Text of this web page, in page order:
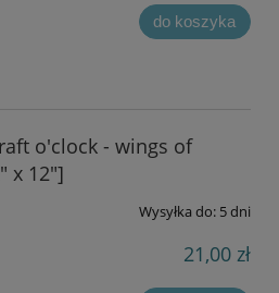
do koszyka
o'clock - wings of
x 12"]
Wysyłka do: 5 dni
21,00 zł